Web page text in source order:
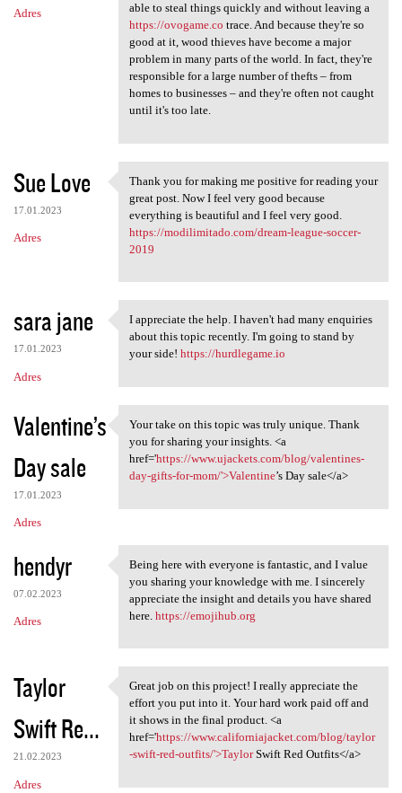
Adres
able to steal things quickly and without leaving a
https://ovogame.co trace. And because they're so
good at it, wood thieves have become a major
problem in many parts of the world. In fact, they're
responsible for a large number of thefts – from
homes to businesses – and they're often not caught
until it's too late.
Sue Love
17.01.2023
Adres
Thank you for making me
Thank you for making me positive for reading your
great post. Now I feel very good because
everything is beautiful and I feel very good.
https://modilimitado.com/dream-league-soccer-
2019
sara jane
17.01.2023
Adres
I appreciate the help. I
I appreciate the help. I haven't had many enquiries
about this topic recently. I'm going to stand by
your side! https://hurdlegame.io
Valentine’s
Day sale
17.01.2023
Adres
Your take on this topic was
Your take on this topic was truly unique. Thank
you for sharing your insights. <a
href='https://www.ujackets.com/blog/valentines-
day-gifts-for-mom/'>Valentine’s Day sale</a>
hendyr
07.02.2023
Adres
Being here with everyone is
Being here with everyone is fantastic, and I value
you sharing your knowledge with me. I sincerely
appreciate the insight and details you have shared
here. https://emojihub.org
Taylor
Swift Re...
21.02.2023
Adres
Great job on this project! I
Great job on this project! I really appreciate the
effort you put into it. Your hard work paid off and
it shows in the final product. <a
href='https://www.californiajacket.com/blog/taylor
-swift-red-outfits/'>TaylorSwift Red Outfits</a>